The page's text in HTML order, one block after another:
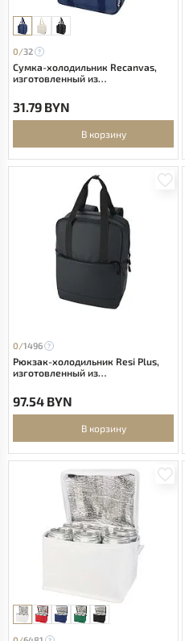
0/32
Сумка-холодильник Recanvas,
изготовленный из
стандарту GRS, объемом 5 л -
Темно - синий
31.79 BYN
В корзину
0/1496
Рюкзак-холодильник Resi Plus,
изготовленный из
согласно стандарту GRS,
объемом 18 л - сплошной черный
97.54 BYN
В корзину